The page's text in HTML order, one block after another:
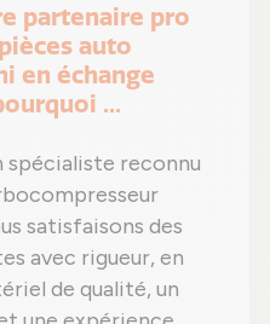
partenaire pro
auto
en échange
...
spécialiste reconnu
satisfaisons des
avec rigueur, en
de qualité, un